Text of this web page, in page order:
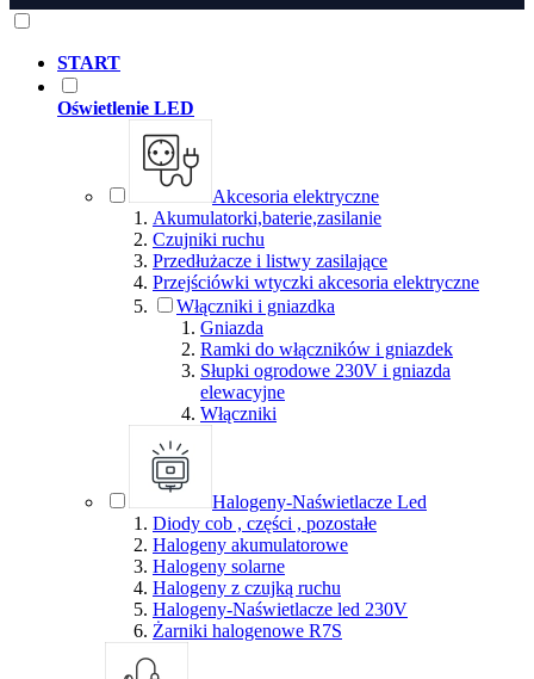
START
Oświetlenie LED
Akcesoria elektryczne
Akumulatorki,baterie,zasilanie
Czujniki ruchu
Przedłużacze i listwy zasilające
Przejściówki wtyczki akcesoria elektryczne
Włączniki i gniazdka
Gniazda
Ramki do włączników i gniazdek
Słupki ogrodowe 230V i gniazda
elewacyjne
Włączniki
Halogeny-Naświetlacze Led
Diody cob , części , pozostałe
Halogeny akumulatorowe
Halogeny solarne
Halogeny z czujką ruchu
Halogeny-Naświetlacze led 230V
Żarniki halogenowe R7S